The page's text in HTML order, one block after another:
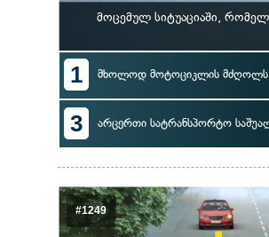
მოცემულ სიტუაციაში,
1 მხოლოდ მოტოციკლის მძღოლს
3 არცერთი სატრანსპორტო
#1249